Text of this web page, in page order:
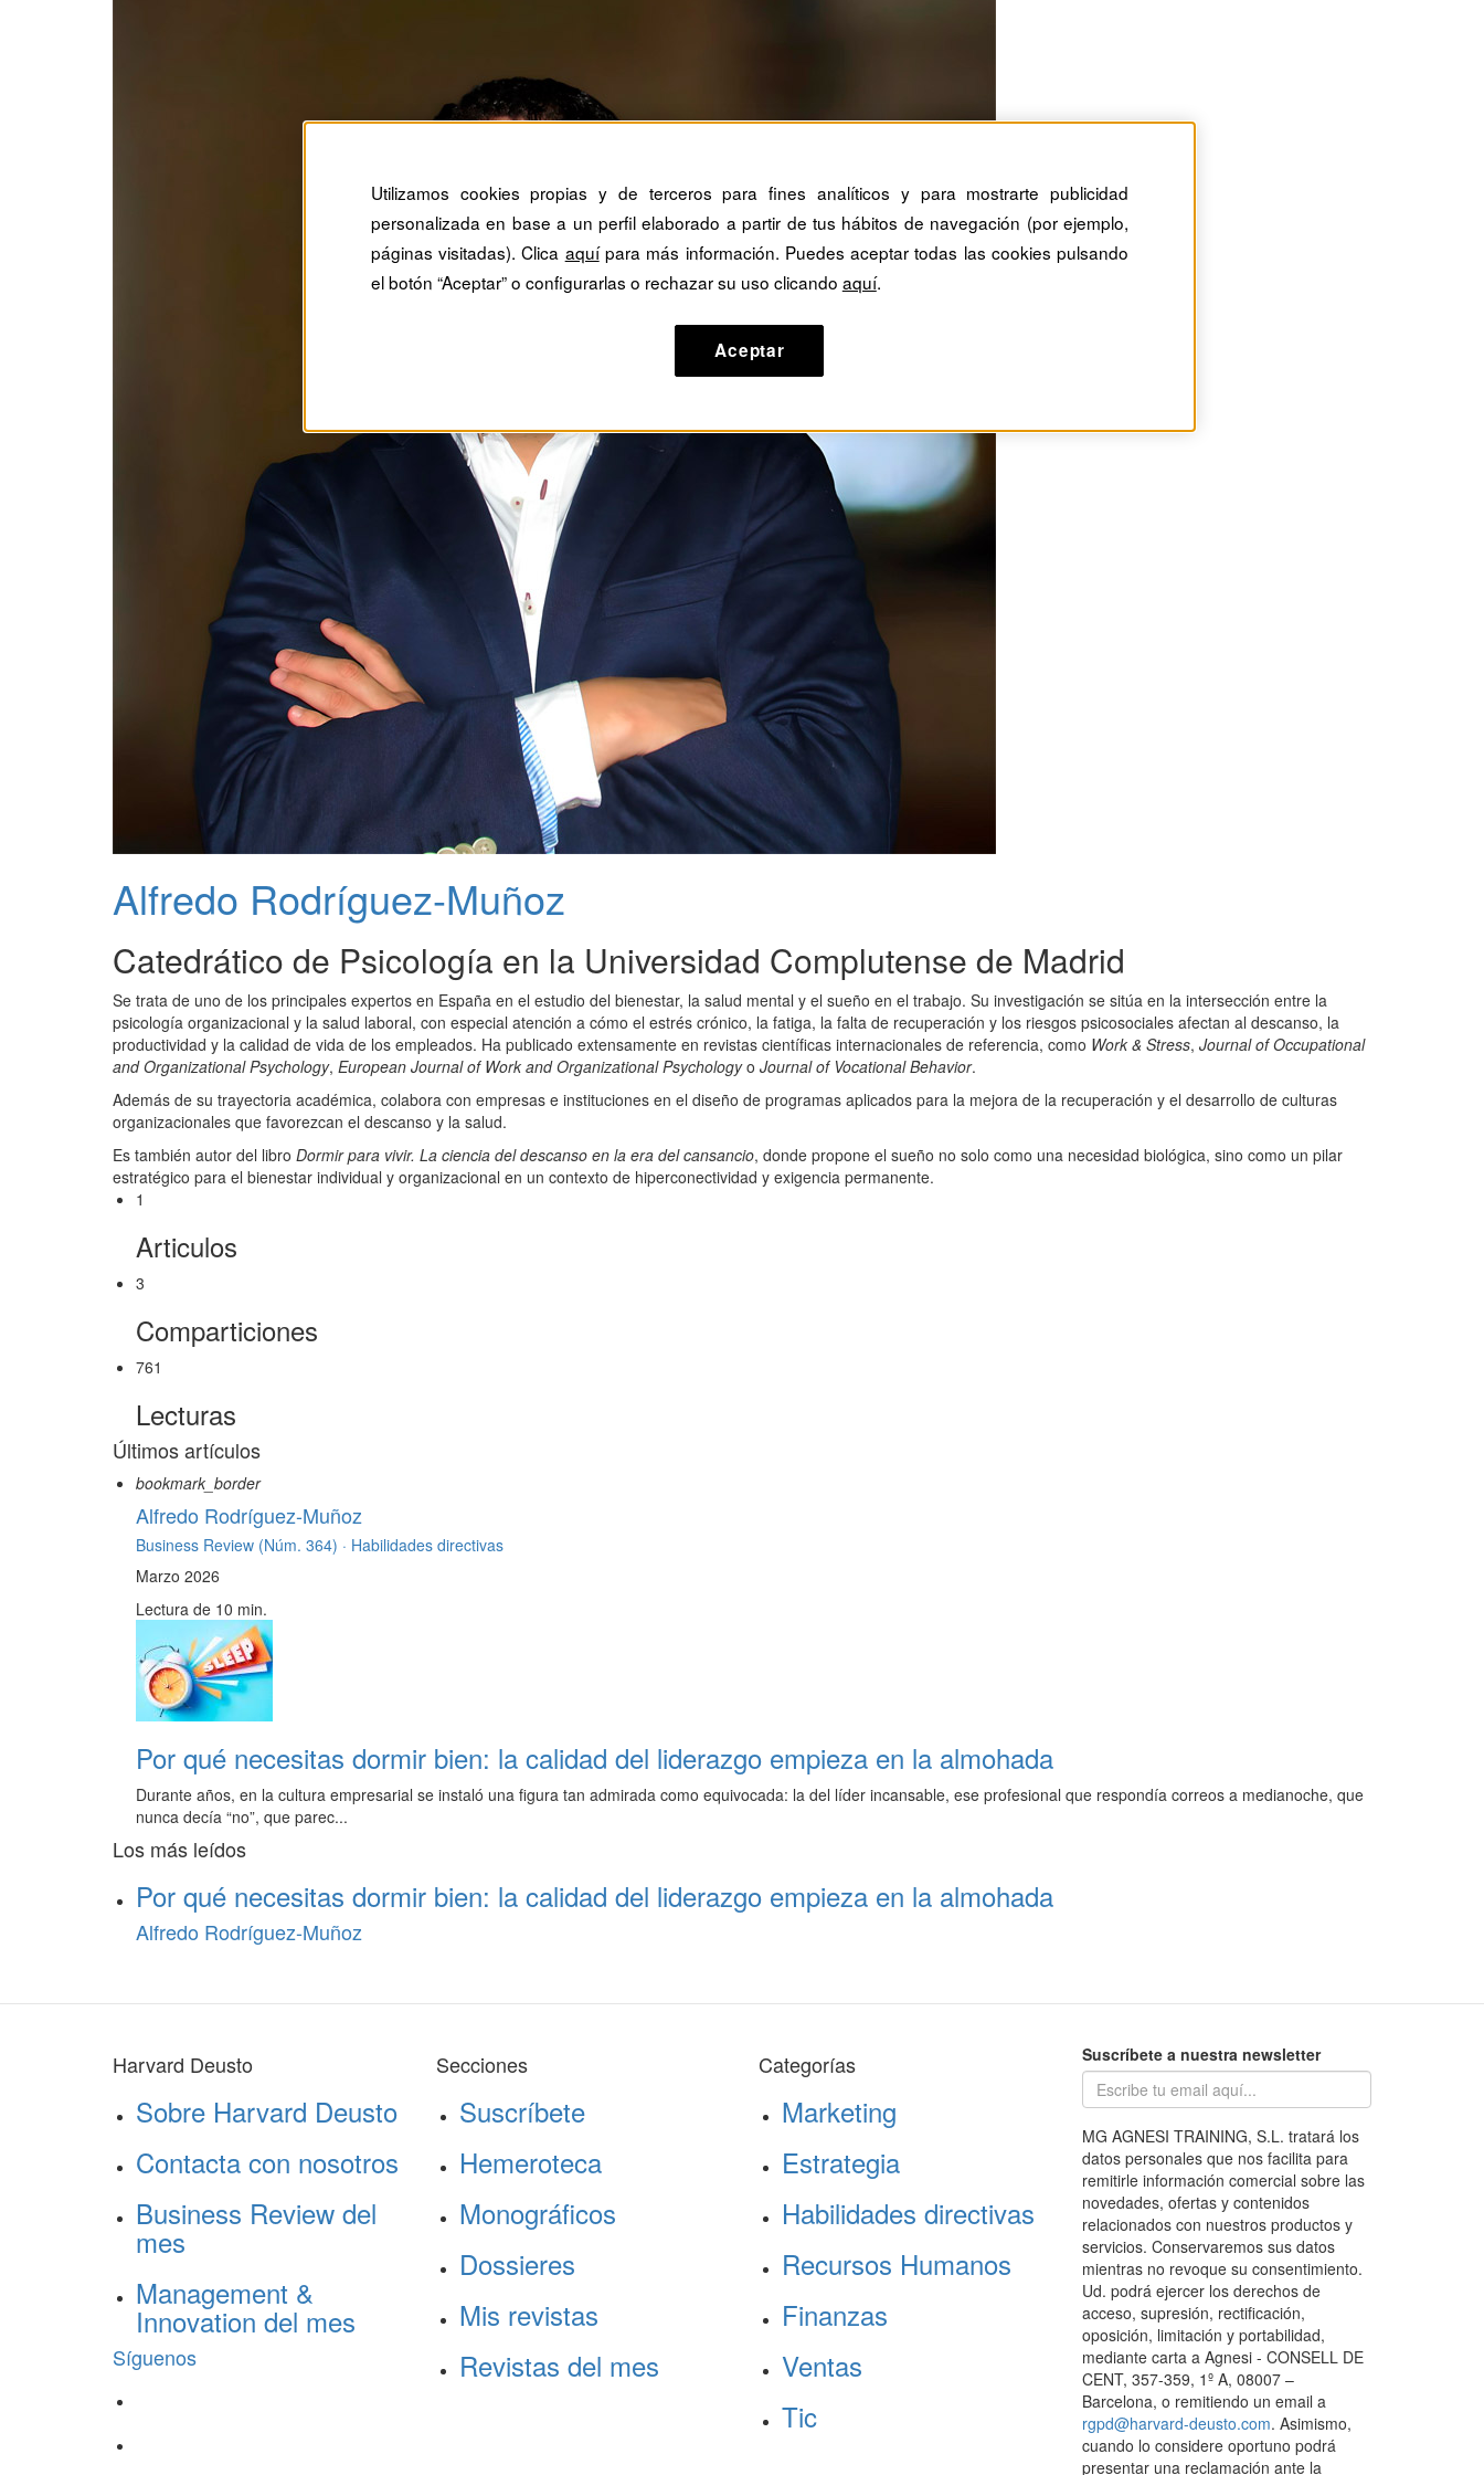
Alfredo Rodríguez-Muñoz
Catedrático de Psicología en la Universidad Complutense de Madrid
Se trata de uno de los principales expertos en España en el estudio del bienestar, la salud mental y el sueño en el trabajo. Su investigación se sitúa en la intersección entre la
psicología organizacional y la salud laboral, con especial atención a cómo el estrés crónico, la fatiga, la falta de recuperación y los riesgos psicosociales afectan al descanso, la
productividad y la calidad de vida de los empleados. Ha publicado extensamente en revistas científicas internacionales de referencia, como Work & Stress, Journal of Occupational
and Organizational Psychology, European Journal of Work and Organizational Psychologyo Journal of Vocational Behavior.
Además de su trayectoria académica, colabora con empresas e instituciones en el diseño de programas aplicados para la mejora de la recuperación y el desarrollo de culturas
organizacionales que favorezcan el descanso y la salud.
Es también autor del libro Dormir para vivir. La ciencia del descanso en la era del cansancio, donde propone el sueño no solo como una necesidad biológica, sino como un pilar
estratégico para el bienestar individual y organizacional en un contexto de hiperconectividad y exigencia permanente.
1
Articulos
3
Comparticiones
761
Lecturas
Últimos artículos
bookmark_border
Alfredo Rodríguez-Muñoz
Business Review (Núm. 364) · Habilidades directivas
Marzo 2026
Lectura de 10 min.
Por qué necesitas dormir bien: la calidad del liderazgo empieza en la almohada
Durante años, en la cultura empresarial se instaló una figura tan admirada como equivocada: la del líder incansable, ese profesional que respondía correos a medianoche, que
nunca decía “no”, que parec...
Los más leídos
Por qué necesitas dormir bien: la calidad del liderazgo empieza en la almohada
Alfredo Rodríguez-Muñoz
Harvard Deusto
Sobre Harvard Deusto
Contacta con nosotros
Business Review del
mes
Management &
Innovation del mes
Síguenos
Secciones
Suscríbete
Hemeroteca
Monográficos
Dossieres
Mis revistas
Revistas del mes
Categorías
Marketing
Estrategia
Habilidades directivas
Recursos Humanos
Finanzas
Ventas
Tic
Suscríbete a nuestra newsletter
MG AGNESI TRAINING, S.L. tratará los
datos personales que nos facilita para
remitirle información comercial sobre las
novedades, ofertas y contenidos
relacionados con nuestros productos y
servicios. Conservaremos sus datos
mientras no revoque su consentimiento.
Ud. podrá ejercer los derechos de
acceso, supresión, rectificación,
oposición, limitación y portabilidad,
mediante carta a Agnesi - CONSELL DE
CENT, 357-359, 1º A, 08007 –
Barcelona, o remitiendo un email a
rgpd@harvard-deusto.com. Asimismo,
cuando lo considere oportuno podrá
presentar una reclamación ante la
Utilizamos cookies propias y de terceros para fines analíticos y para mostrarte publicidad
personalizada en base a un perfil elaborado a partir de tus hábitos de navegación (por ejemplo,
páginas visitadas). Clica aquípara más información. Puedes aceptar todas las cookies pulsando
el botón “Aceptar” o configurarlas o rechazar su uso clicando aquí.
Aceptar